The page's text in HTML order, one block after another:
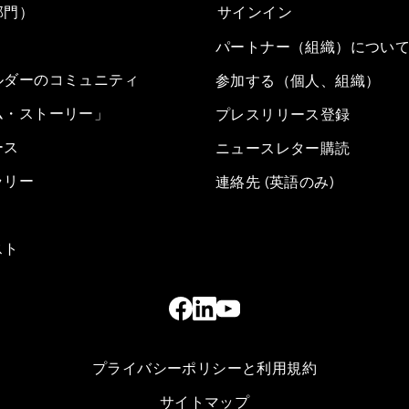
）
ーのコミュニティ
ストーリー」
リー
サインイン
パートナー（組織）につい
参加する（個人、組織）
プレスリリース登録
ニュースレター購読
連絡先 (英語のみ)
プライバシーポリシーと利用規約
サイトマップ